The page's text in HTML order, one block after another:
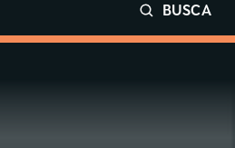
BUSCA